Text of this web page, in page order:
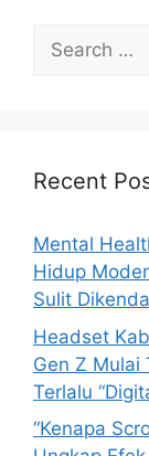
h
r
:
Recent
Mental
Hidup
Sulit
Headset
Gen Z Mulai
Terlalu
“Kenapa